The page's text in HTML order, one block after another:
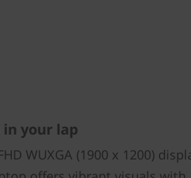
in your lap
WUXGA (1900 x 1200)